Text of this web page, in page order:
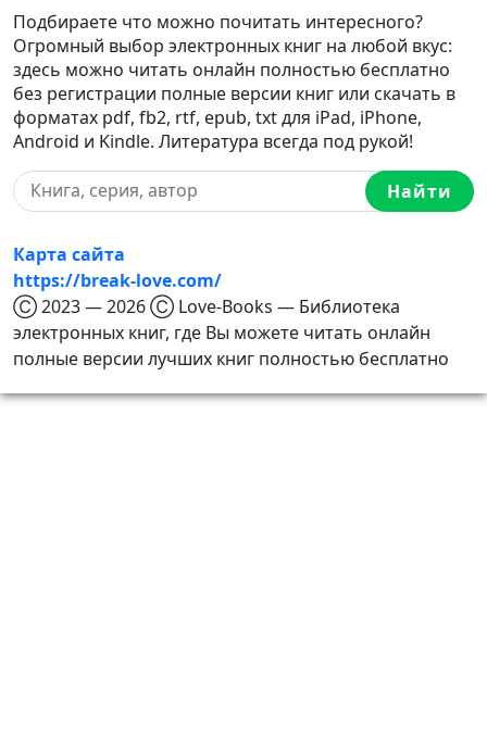
Подбираете что можно почитать интересного?
Огромный выбор электронных книг на любой вкус:
здесь можно читать онлайн полностью бесплатно
без регистрации полные версии книг или скачать в
форматах pdf, fb2, rtf, epub, txt для iPad, iPhone,
Android и Kindle. Литература всегда под рукой!
Найти
Карта сайта
https://break-love.com/
Ⓒ 2023 — 2026 Ⓒ Love-Books — Библиотека
электронных книг, где Вы можете читать онлайн
полные версии лучших книг полностью бесплатно